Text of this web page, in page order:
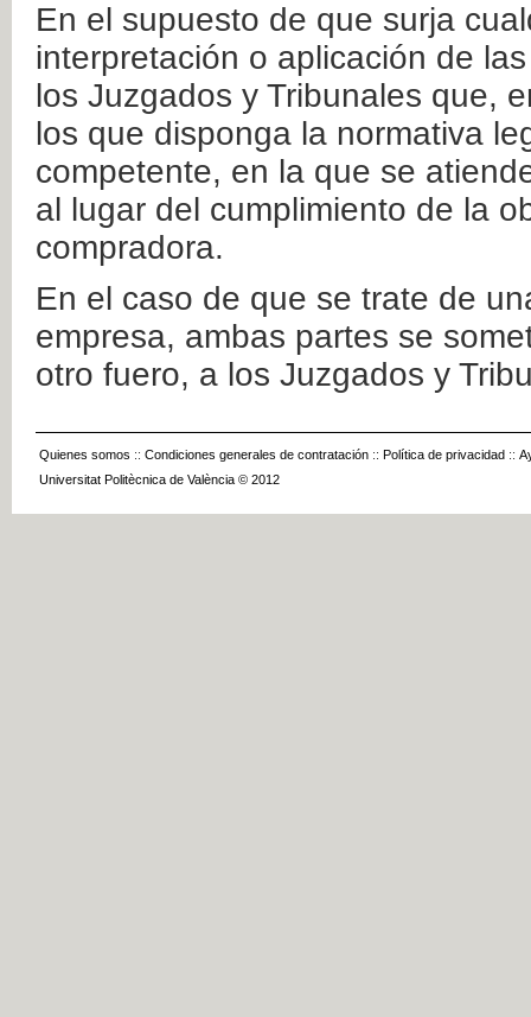
En el supuesto de que surja
interpretación o aplicación de
los Juzgados y Tribunales que,
los que disponga la normativa
competente, en la que se
al lugar del cumplimiento de la
compradora.
En el caso de que se trate de
empresa, ambas partes se
otro fuero, a los Juzgados y
Quienes somos :: Condiciones generales de contratación :: Política de privacidad ::
Universitat Politècnica de València © 2012